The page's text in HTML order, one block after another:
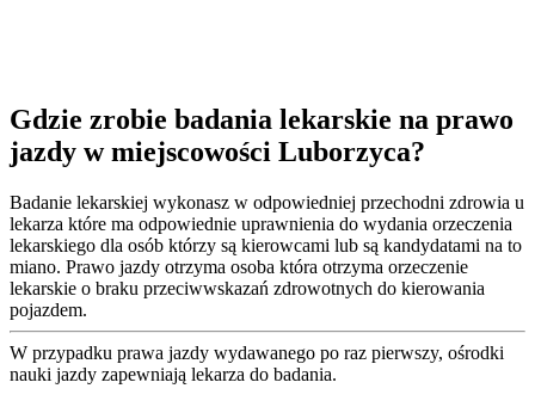
Gdzie zrobie badania lekarskie na prawo
jazdy w miejscowości Luborzyca?
Badanie lekarskiej wykonasz w odpowiedniej przechodni zdrowia u
lekarza które ma odpowiednie uprawnienia do wydania orzeczenia
lekarskiego dla osób którzy są kierowcami lub są kandydatami na to
miano. Prawo jazdy otrzyma osoba która otrzyma orzeczenie
lekarskie o braku przeciwwskazań zdrowotnych do kierowania
pojazdem.
W przypadku prawa jazdy wydawanego po raz pierwszy, ośrodki
nauki jazdy zapewniają lekarza do badania.